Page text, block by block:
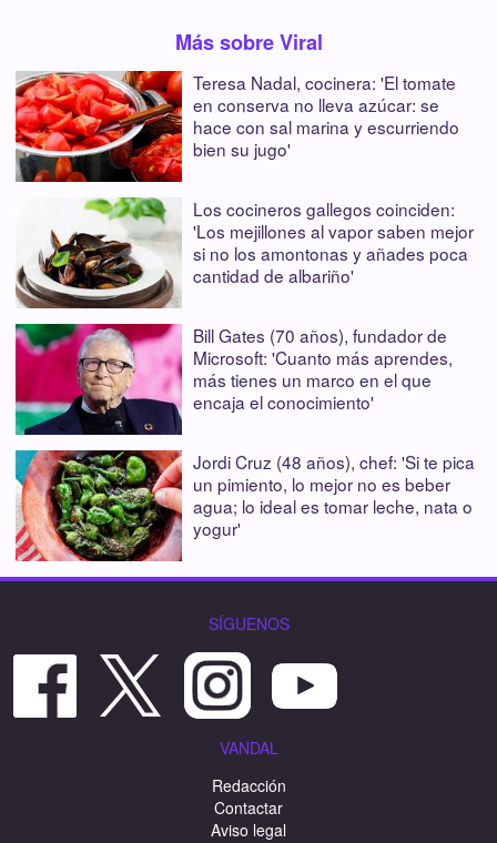
Más sobre Viral
Teresa Nadal, cocinera: 'El tomate
en conserva no lleva azúcar: se
hace con sal marina y escurriendo
bien su jugo'
Los cocineros gallegos coinciden:
'Los mejillones al vapor saben mejor
si no los amontonas y añades poca
cantidad de albariño'
Bill Gates (70 años), fundador de
Microsoft: 'Cuanto más aprendes,
más tienes un marco en el que
encaja el conocimiento'
Jordi Cruz (48 años), chef: 'Si te pica
un pimiento, lo mejor no es beber
agua; lo ideal es tomar leche, nata o
yogur'
SÍGUENOS
VANDAL
Redacción
Contactar
Aviso legal